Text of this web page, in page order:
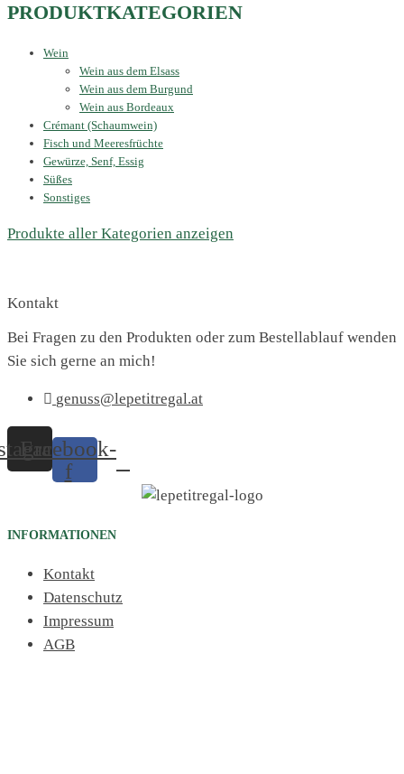
PRODUKTKATEGORIEN
Wein
Wein aus dem Elsass
Wein aus dem Burgund
Wein aus Bordeaux
Crémant (Schaumwein)
Fisch und Meeresfrüchte
Gewürze, Senf, Essig
Süßes
Sonstiges
Produkte aller Kategorien anzeigen
Kontakt
Bei Fragen zu den Produkten oder zum Bestellablauf wenden
Sie sich gerne an mich!
genuss@lepetitregal.at
Facebook-
f
INFORMATIONEN
Kontakt
Datenschutz
Impressum
AGB